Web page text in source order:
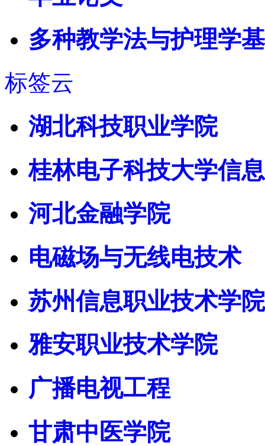
多种教学法与护理学
标签云
湖北科技职业学院
桂林电子科技大学信
河北金融学院
电磁场与无线电技术
苏州信息职业技术学院
雅安职业技术学院
广播电视工程
甘肃中医学院